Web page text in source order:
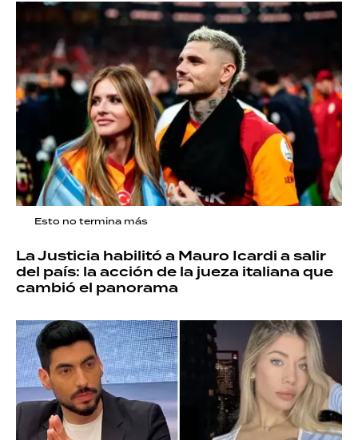
Esto no termina más
La Justicia habilitó a Mauro Icardi a salir
del país: la acción de la jueza italiana que
cambió el panorama